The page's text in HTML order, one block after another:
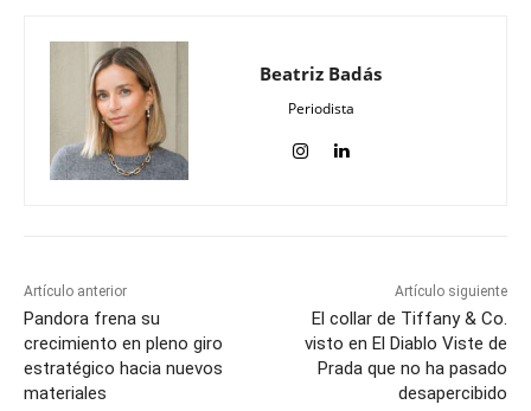
Beatriz Badás
Periodista
Artículo anterior
Pandora frena su
crecimiento en pleno giro
estratégico hacia nuevos
materiales
Artículo siguiente
El collar de Tiffany & Co.
visto en El Diablo Viste de
Prada que no ha pasado
desapercibido